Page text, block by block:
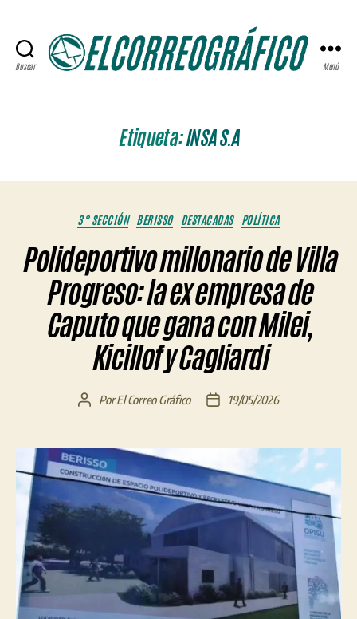
Buscar Menú
Etiqueta:INSA S.A
Categorías
3° SECCIÓN BERISSO DESTACADAS POLÍTICA
Polideportivo millonario de Villa
Progreso: la ex empresa de
Caputo que gana con Milei,
Kicillof y Cagliardi
Autor
entrada
PorEl Correo Gráfico
Fecha
entrada
19/05/2026